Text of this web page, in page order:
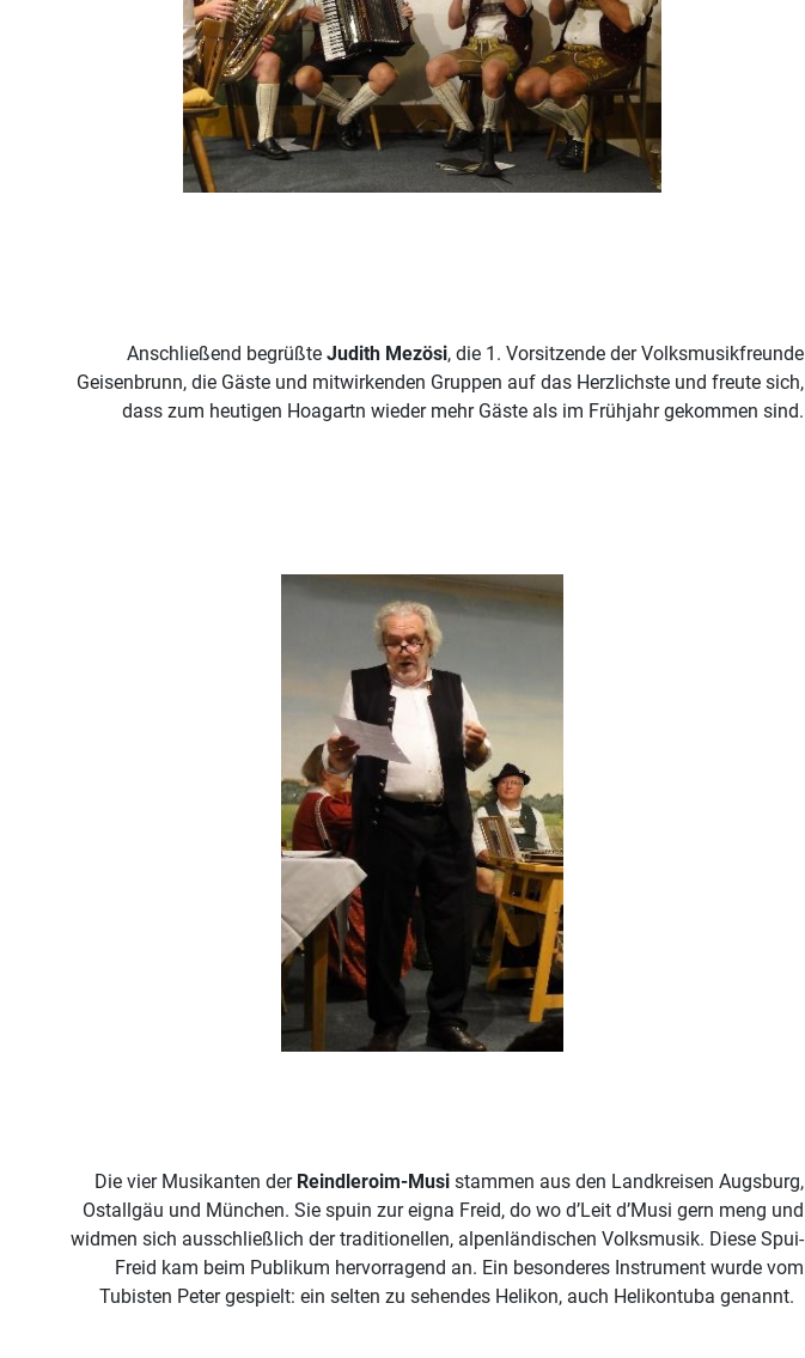
Anschließend begrüßte Judith Mezösi, die 1. Vorsitzende der Volksmusikfreunde
Geisenbrunn, die Gäste und mitwirkenden Gruppen auf das Herzlichste und freute sich,
dass zum heutigen Hoagartn wieder mehr Gäste als im Frühjahr gekommen sind.
Die vier Musikanten der Reindleroim-Musi stammen aus den Landkreisen Augsburg,
Ostallgäu und München. Sie spuin zur eigna Freid, do wo d’Leit d’Musi gern meng und
widmen sich ausschließlich der traditionellen, alpenländischen Volksmusik. Diese Spui-
Freid kam beim Publikum hervorragend an. Ein besonderes Instrument wurde vom
Tubisten Peter gespielt: ein selten zu sehendes Helikon, auch Helikontuba genannt.